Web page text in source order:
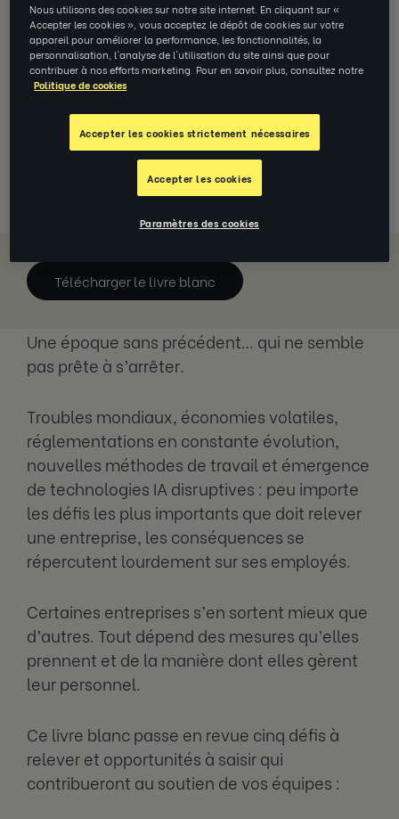
Comment avancer malgré
l’incertitude et améliorer vos
performances grâce à vos équipes ?
Télécharger le livre blanc
Une époque sans précédent… qui ne semble
pas prête à s’arrêter.
Troubles mondiaux, économies volatiles,
réglementations en constante évolution,
nouvelles méthodes de travail et émergence
de technologies IA disruptives : peu importe
les défis les plus importants que doit relever
une entreprise, les conséquences se
répercutent lourdement sur ses employés.
Certaines entreprises s’en sortent mieux que
d’autres. Tout dépend des mesures qu’elles
prennent et de la manière dont elles gèrent
leur personnel.
Ce livre blanc passe en revue cinq défis à
relever et opportunités à saisir qui
contribueront au soutien de vos équipes :
Nous utilisons des cookies sur notre site internet. En cliquant sur «
Accepter les cookies », vous acceptez le dépôt de cookies sur votre
appareil pour améliorer la performance, les fonctionnalités, la
personnalisation, l'analyse de l'utilisation du site ainsi que pour
contribuer à nos efforts marketing. Pour en savoir plus, consultez notre
Politique de cookies
Accepter les cookies strictement nécessaires
Accepter les cookies
Paramètres des cookies